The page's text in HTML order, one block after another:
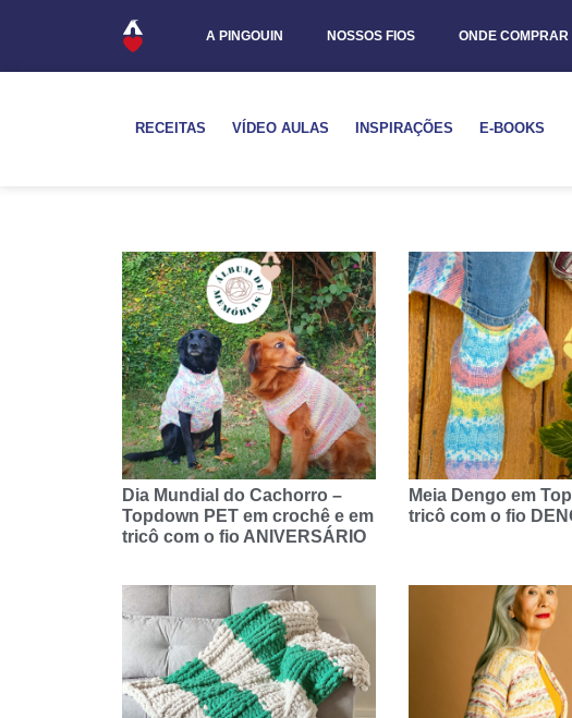
A PINGOUIN NOSSOS FIOS ONDE COMPRAR
RECEITAS VÍDEO AULAS INSPIRAÇÕES E-BOOKS
Dia Mundial do Cachorro –
Topdown PET em crochê e em
tricô com o fio ANIVERSÁRIO
Meia Dengo em
tricô com o fio